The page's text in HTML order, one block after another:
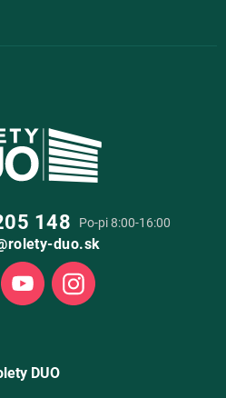
148 Po-pi 8:00-16:00
duo.sk
Facebook Youtube
DUO